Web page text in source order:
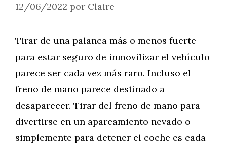
12/06/2022 por Claire
Tirar de una palanca más o menos fuerte
para estar seguro de inmovilizar el vehículo
parece ser cada vez más raro. Incluso el
freno de mano parece destinado a
desaparecer. Tirar del freno de mano para
divertirse en un aparcamiento nevado o
simplemente para detener el coche es cada